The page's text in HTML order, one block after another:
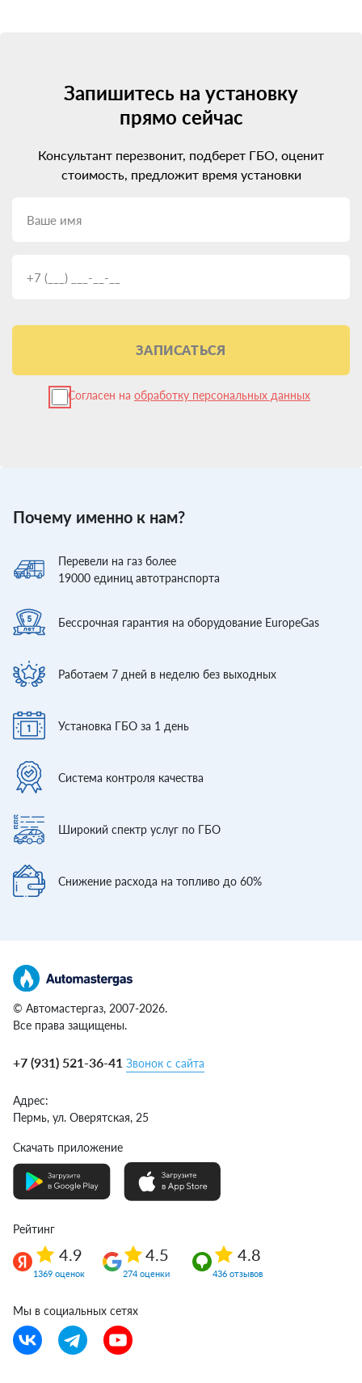
Запишитесь на установку
прямо сейчас
Консультант перезвонит, подберет ГБО, оценит
стоимость, предложит время установки
ЗАПИСАТЬСЯ
Согласен на обработку персональных данных
Почему именно к нам?
Перевели на газ более
19000 единиц автотранспорта
Бессрочная гарантия на оборудование EuropeGas
Работаем 7 дней в неделю без выходных
Установка ГБО за 1 день
Система контроля качества
Широкий спектр услуг по ГБО
Снижение расхода на топливо до 60%
© Автомастергаз, 2007-2026.
Все права защищены.
+7 (931) 521-36-41 Звонок с сайта
Адрес:
Пермь, ул. Оверятская, 25
Скачать приложение
Рейтинг
4.9
1369 оценок
4.5
274 оценки
4.8
436 отзывов
Мы в социальных сетях